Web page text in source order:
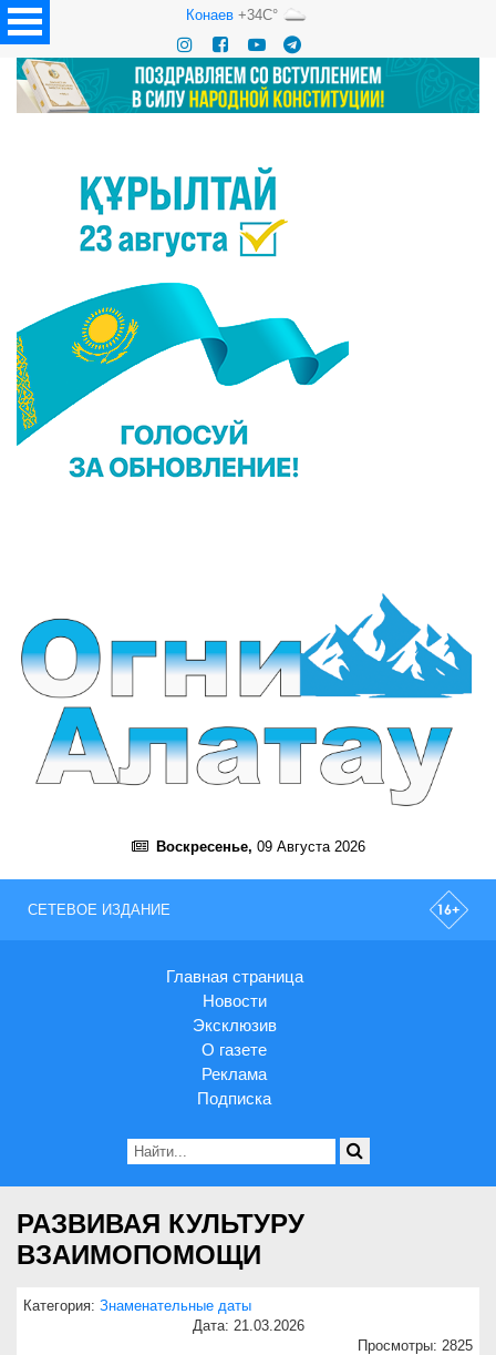
Конаев+34C°
Воскресенье, 09 Августа 2026
СЕТЕВОЕ ИЗДАНИЕ
Главная страница
Новости
Эксклюзив
О газете
Реклама
Подписка
РАЗВИВАЯ КУЛЬТУРУ
ВЗАИМОПОМОЩИ
Категория: Знаменательные даты
Дата: 21.03.2026
Просмотры: 2825